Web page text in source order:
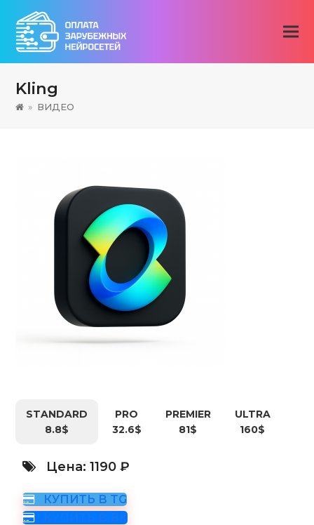
Kling
» ВИДЕО
STANDARD
8.8$
PRO
32.6$
PREMIER
81$
ULTRA
160$
Цена: 1190 ₽
КУПИТЬ В TG
КУПИТЬ В ВК